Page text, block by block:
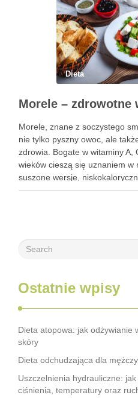
Dieta
Morele, znane z soczystego
nie tylko pyszny owoc, ale
zdrowia. Bogate w witaminy A,
wieków cieszą się uznaniem w
suszone wersje,
doskonałą przekąskę, która
Ostatnie wpisy
Dieta atopowa: jak odżywianie
skóry
Dieta odchudzająca dla
Uszczelnienia hydrauliczne:
ciśnienia, temperatury oraz